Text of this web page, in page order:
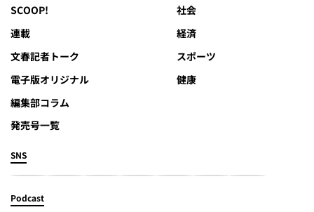
SCOOP!
連載
文春記者トーク
電子版オリジナル
編集部コラム
発売号一覧
社会
経済
スポーツ
健康
SNS
Podcast